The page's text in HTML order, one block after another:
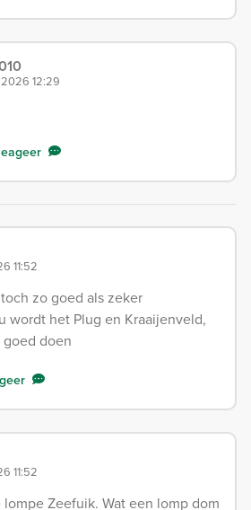
12:29
11:52
zo goed als zeker
wordt het Plug en Kraaijenveld,
doen
11:52
Zeefuik. Wat een lomp dom